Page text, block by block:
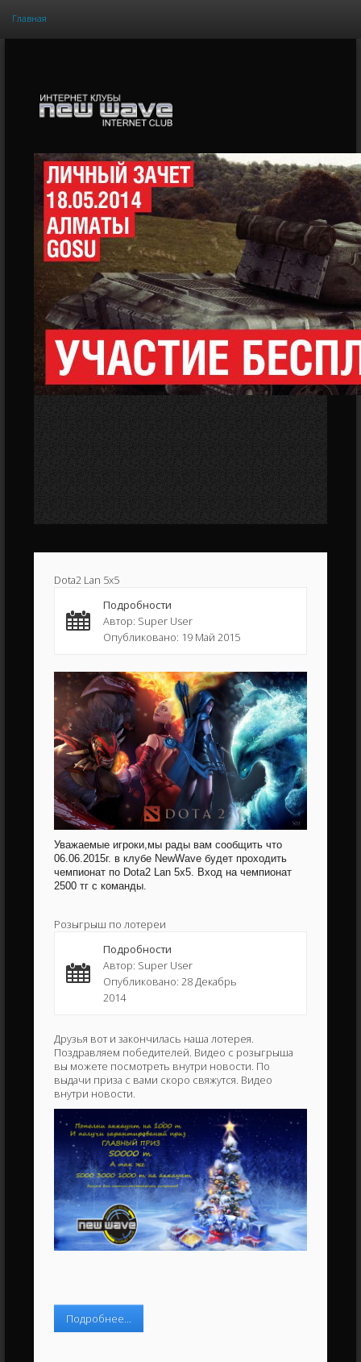
Главная
Dota2 Lan 5x5
Подробности
Автор: Super User
Опубликовано: 19 Май 2015
Уважаемые игроки,мы рады вам сообщить что
06.06.2015г. в клубе NewWave будет проходить
чемпионат по Dota2 Lan 5x5. Вход на чемпионат
2500 тг с команды.
Розыгрыш по лотереи
Подробности
Автор: Super User
Опубликовано: 28 Декабрь
2014
Друзья вот и закончилась наша лотерея.
Поздравляем победителей. Видео с розыгрыша
вы можете посмотреть внутри новости. По
выдачи приза с вами скоро свяжутся. Видео
внутри новости.
Подробнее...